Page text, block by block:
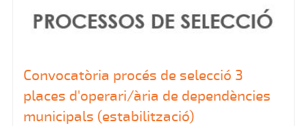
Convocatòria procés de selecció 3
places d'operari/ària de dependències
municipals (estabilització)